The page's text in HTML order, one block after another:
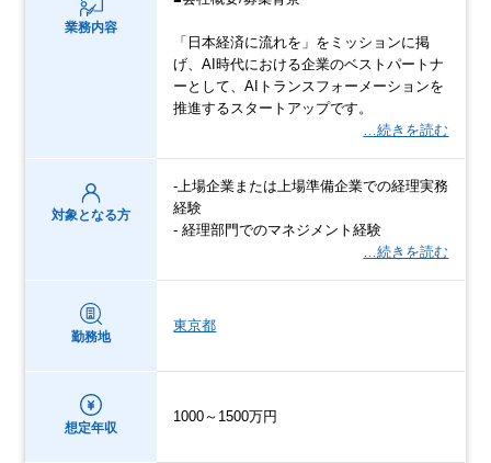
業務内容
「日本経済に流れを」をミッションに掲
げ、AI時代における企業のベストパートナ
ーとして、AIトランスフォーメーションを
推進するスタートアップです。
…続きを読む
対象となる方
-上場企業または上場準備企業での経理実務
経験
- 経理部門でのマネジメント経験
…続きを読む
勤務地
東京都
想定年収
1000～1500万円